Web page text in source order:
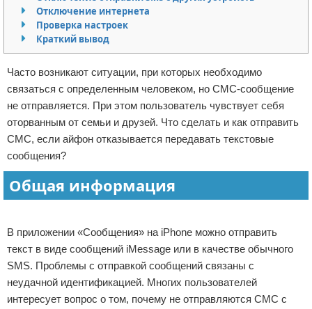
Программное обеспечение
Для автомобиля
Отказ от ответственности
Отключение интернета
Проверка настроек
Краткий вывод
Часто возникают ситуации, при которых необходимо
связаться с определенным человеком, но СМС-сообщение
не отправляется. При этом пользователь чувствует себя
оторванным от семьи и друзей. Что сделать и как отправить
СМС, если айфон отказывается передавать текстовые
сообщения?
Общая информация
В приложении «Сообщения» на iPhone можно отправить
текст в виде сообщений iMessage или в качестве обычного
SMS. Проблемы с отправкой сообщений связаны с
неудачной идентификацией. Многих пользователей
интересует вопрос о том, почему не отправляются СМС с